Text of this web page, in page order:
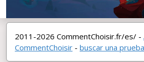
2011-2026 CommentChoisir.fr/es/ -
CommentChoisir - buscar una prueba